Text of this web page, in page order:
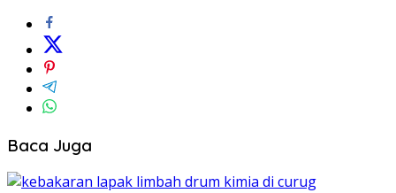
Baca Juga